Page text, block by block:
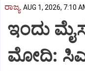
ರಾಜ್ಯ AUG 1, 2026, 7:10
ಇಂದು
ಮೋದಿ: